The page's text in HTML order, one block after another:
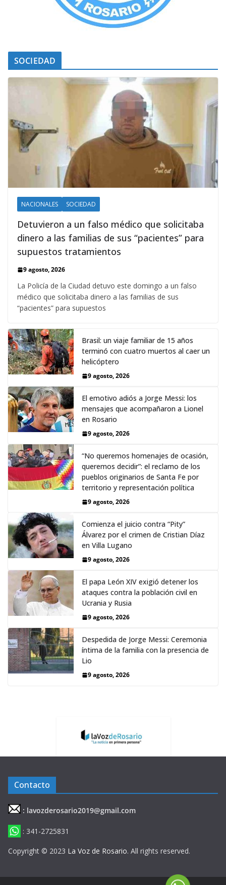
SOCIEDAD
NACIONALES SOCIEDAD
Detuvieron a un falso médico que solicitaba
dinero a las familias de sus “pacientes” para
supuestos tratamientos
9 agosto, 2026
La Policía de la Ciudad detuvo este domingo a un falso
médico que solicitaba dinero a las familias de sus
“pacientes” para supuestos
Brasil: un viaje familiar de 15 años
terminó con cuatro muertos al caer un
helicóptero
9 agosto, 2026
El emotivo adiós a Jorge Messi: los
mensajes que acompañaron a Lionel
en Rosario
9 agosto, 2026
“No queremos homenajes de ocasión,
queremos decidir”: el reclamo de los
pueblos originarios de Santa Fe por
territorio y representación política
9 agosto, 2026
Comienza el juicio contra “Pity”
Álvarez por el crimen de Cristian Díaz
en Villa Lugano
9 agosto, 2026
El papa León XIV exigió detener los
ataques contra la población civil en
Ucrania y Rusia
9 agosto, 2026
Despedida de Jorge Messi: Ceremonia
íntima de la familia con la presencia de
Lio
9 agosto, 2026
Contacto
: lavozderosario2019@gmail.com
: 341-2725831
Copyright © 2023 La Voz de Rosario. All rights reserved.